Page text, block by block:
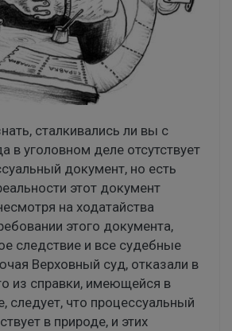
сталкивались ли вы с
в уголовном деле отсутствует
документ, но есть
этот документ
на ходатайства
этого документа,
следствие и все судебные
Верховный суд, отказали в
из справки, имеющейся в
следует, что процессуальный
в природе, и этих